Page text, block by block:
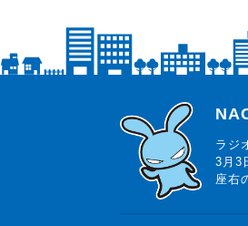
らじっ
ラジ
3月3
座右